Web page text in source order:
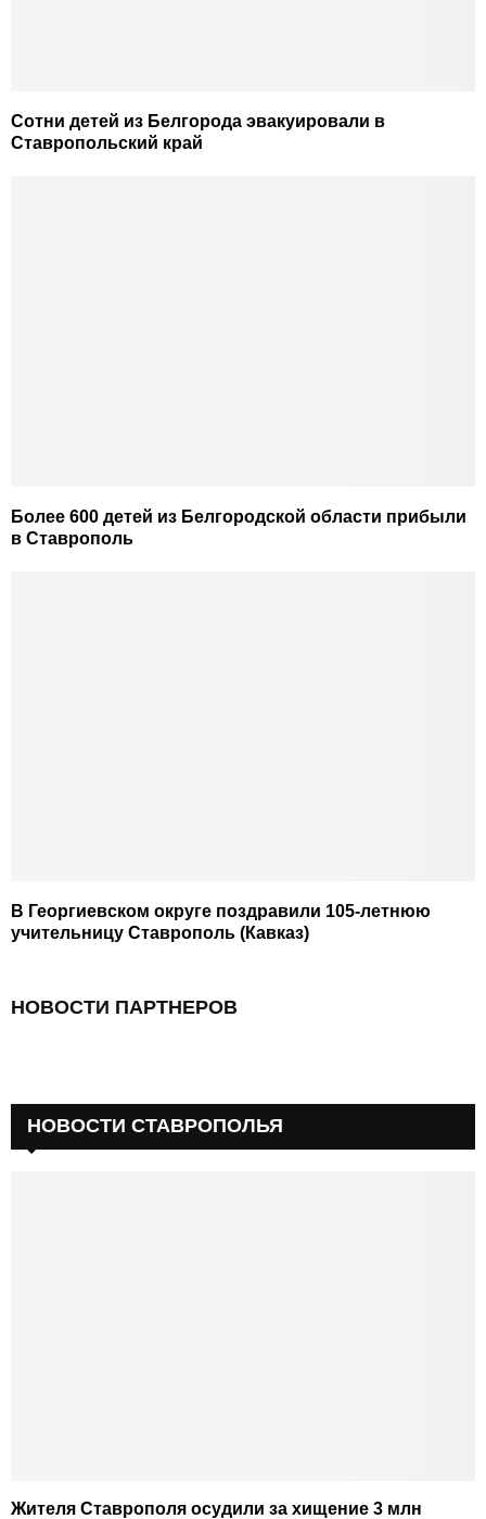
Сотни детей из Белгорода эвакуировали в
Ставропольский край
Более 600 детей из Белгородской области прибыли
в Ставрополь
В Георгиевском округе поздравили 105-летнюю
учительницу Ставрополь (Кавказ)
НОВОСТИ ПАРТНЕРОВ
НОВОСТИ СТАВРОПОЛЬЯ
Жителя Ставрополя осудили за хищение 3 млн